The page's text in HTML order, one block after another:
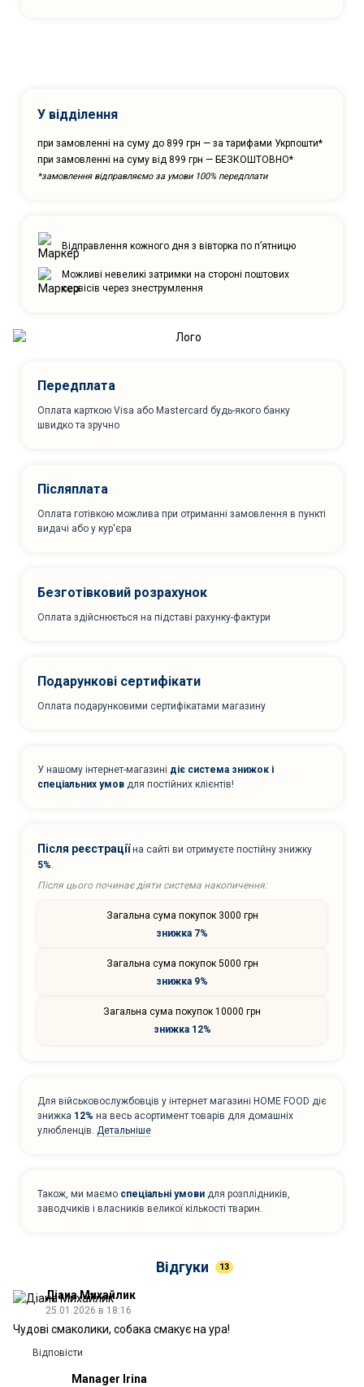
У відділення
при замовленні на суму до 899 грн — за тарифами Укрпошти*
при замовленні на суму від 899 грн — БЕЗКОШТОВНО*
*замовлення відправляємо за умови 100% передплати
Відправлення кожного дня з вівторка по п’ятницю
Можливі невеликі затримки на стороні поштових
сервісів через знеструмлення
Передплата
Оплата карткою Visa або Mastercard будь-якого банку
швидко та зручно
Післяплата
Оплата готівкою можлива при отриманні замовлення в пункті
видачі або у кур'єра
Безготівковий розрахунок
Оплата здійснюється на підставі рахунку-фактури
Подарункові сертифікати
Оплата подарунковими сертифікатами магазину
У нашому інтернет-магазині діє система знижок і
спеціальних умов для постійних клієнтів!
Після реєстрації на сайті ви отримуєте постійну знижку
5%.
Після цього починає діяти система накопичення:
Загальна сума покупок 3000 грн
знижка 7%
Загальна сума покупок 5000 грн
знижка 9%
Загальна сума покупок 10000 грн
знижка 12%
Для військовослужбовців у інтернет магазині HOME FOOD діє
знижка 12% на весь асортимент товарів для домашніх
улюбленців. Детальніше
Також, ми маємо спеціальні умови для розплідників,
заводчиків і власників великої кількості тварин.
Відгуки 13
Діана Михайлик
25.01.2026 в 18:16
Чудові смаколики, собака смакує на ура!
Відповісти
Manager Irina